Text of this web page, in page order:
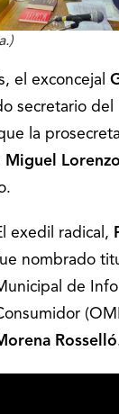
el exconcejal
secretario del
la
Miguel Lorenzo
exedil radical,
nombrado
de
Rosselló